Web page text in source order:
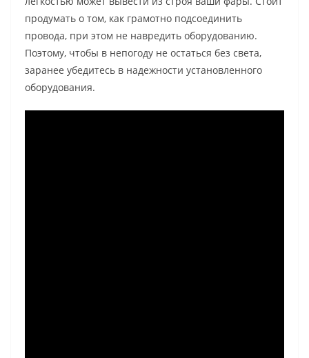
продумать о том, как грамотно подсоединить
провода, при этом не навредить оборудованию.
Поэтому, чтобы в непогоду не остаться без света,
заранее убедитесь в надежности установленного
оборудования.